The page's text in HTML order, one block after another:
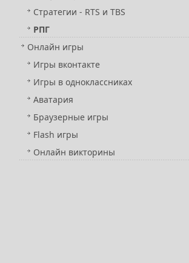
Стратегии - RTS и TBS
РПГ
Онлайн игры
Игры вконтакте
Игры в одноклассниках
Аватария
Браузерные игры
Flash игры
Онлайн викторины